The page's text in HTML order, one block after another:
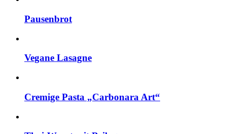
Pausenbrot
Vegane Lasagne
Cremige Pasta „Carbonara Art“